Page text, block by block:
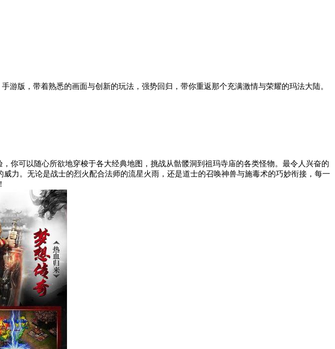
手游版，带着熟悉的画面与创新的玩法，强势回归，带你重返那个充满激情与荣耀的玛法大陆。
你可以随心所欲地穿梭于各大经典地图，挑战从骷髅洞到祖玛寺庙的各类怪物。最令人兴奋的
力。无论是战士的烈火配合法师的流星火雨，还是道士的召唤神兽与施毒术的巧妙衔接，每一